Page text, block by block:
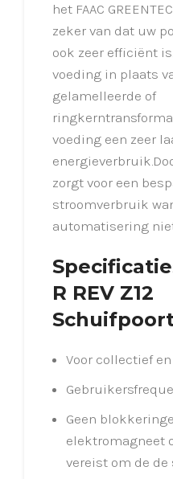
het FAAC
zeker van dat uw
ook zeer efficiënt
voeding in plaats
gelamelleerde of
voeding een zeer
zorgt voor een
stroomverbruik
automatisering
R REV Z12
Voor collectief
Geen
elektromagneet
vereist om de